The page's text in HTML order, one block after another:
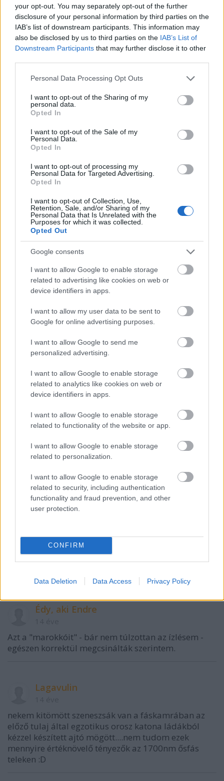
your opt-out. You may separately opt-out of the further
disclosure of your personal information by third parties on the
IAB’s list of downstream participants. This information may
also be disclosed by us to third parties on the IAB’s List of
Downstream Participants that may further disclose it to other
Please note that this website/app uses one or more Google
not limited to your visit or usage behaviour. You may click to
grant or deny consent to Google and its third-party tags to
use your data for below specified purposes in below Google
consent section.
Personal Data Processing Opt Outs
I want to opt-out of the Sharing of my
personal data.
Opted In
I want to opt-out of the Sale of my
Personal Data.
Opted In
I want to opt-out of processing my
Personal Data for Targeted Advertising.
Opted In
I want to opt-out of Collection, Use,
Retention, Sale, and/or Sharing of my
Personal Data that Is Unrelated with the
Purposes for which it was collected.
Opted Out
Google consents
I want to allow Google to enable storage
related to advertising like cookies on web or
device identifiers in apps.
I want to allow my user data to be sent to
Google for online advertising purposes.
I want to allow Google to send me
personalized advertising.
I want to allow Google to enable storage
related to analytics like cookies on web or
device identifiers in apps.
I want to allow Google to enable storage
related to functionality of the website or app.
I want to allow Google to enable storage
related to personalization.
I want to allow Google to enable storage
related to security, including authentication
functionality and fraud prevention, and other
user protection.
CONFIRM
Data Deletion Data Access Privacy Policy
vicc.
movhu
14 éve
A laptopozó kisgyerekes hirdetésnél a kazánház így
gahanreader
14 éve
chipanddale74
14 éve
Kitömött zsiráffal. Azt hittem rendes 5 méteres
belmagasságba állították a teljes zsiráfot.
Intizar
14 éve
álmaim házának, volna csak háromszor akkora telke.
P.
Kicsit beteg a berendezés...
mojoking77
Hmm... ki mit szeret. Kb 200m-re attol ahol most
lakok, van egy bolt, ahol gondolom preparalnak is,
de meg is lehet venni preparalt allatokat. Van zsiraf
is, bar ugyanigy csak nyaktol felfele, de a
legkemenyebb a kitomott oroszlan. Az azert tenyleg
meleg...
14 éve
Édy, aki Endre
Azt a "marokkóit" - bár nem túlzottan az ízlésem -
egészen korrektül megcsinálták szerintem.
Lagavulin
nekem kitömött szeneszsák van a fáskamrában az
előző tulaj által egzotikus orosz katona ládákból
kézzel készített ajtó mögött....nem tudom ezek
mennyire értéknövelő tényezők az 1700nm ősfás
teleken :D